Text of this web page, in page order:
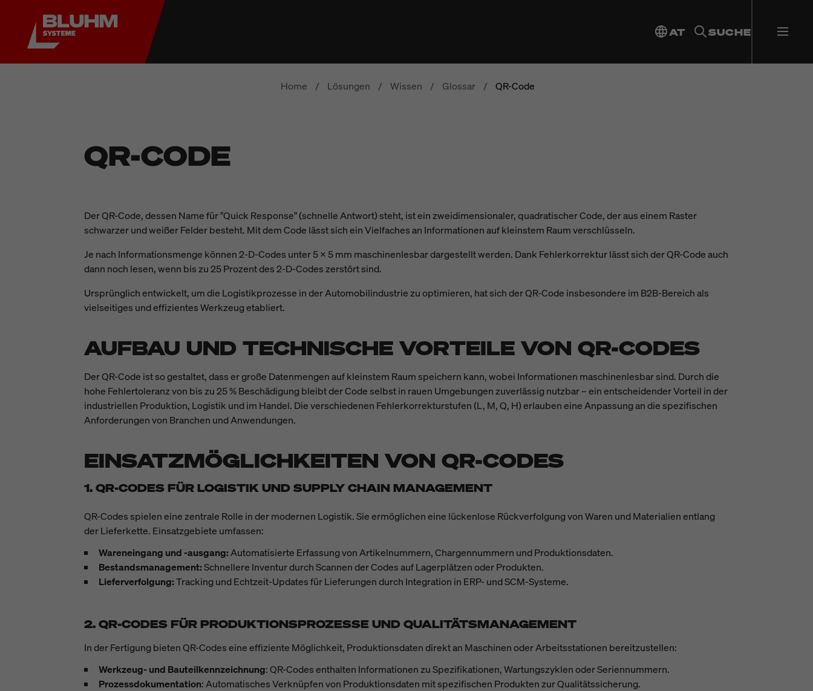
AT SUCHE
Home / Lösungen / Wissen / Glossar / QR-Code
QR-CODE
Der QR-Code, dessen Name für "Quick Response" (schnelle Antwort) steht, ist ein zweidimensionaler, quadratischer Code, der aus einem Raster
schwarzer und weißer Felder besteht. Mit dem Code lässt sich ein Vielfaches an Informationen auf kleinstem Raum verschlüsseln.
Je nach Informationsmenge können 2-D-Codes unter 5 x 5 mm maschinenlesbar dargestellt werden. Dank Fehlerkorrektur lässt sich der QR-Code auch
dann noch lesen, wenn bis zu 25 Prozent des 2-D-Codes zerstört sind.
Ursprünglich entwickelt, um die Logistikprozesse in der Automobilindustrie zu optimieren, hat sich der QR-Code insbesondere im B2B-Bereich als
vielseitiges und effizientes Werkzeug etabliert.
AUFBAU UND TECHNISCHE VORTEILE VON QR-CODES
Der QR-Code ist so gestaltet, dass er große Datenmengen auf kleinstem Raum speichern kann, wobei Informationen maschinenlesbar sind. Durch die
hohe Fehlertoleranz von bis zu 25 % Beschädigung bleibt der Code selbst in rauen Umgebungen zuverlässig nutzbar – ein entscheidender Vorteil in der
industriellen Produktion, Logistik und im Handel. Die verschiedenen Fehlerkorrekturstufen (L, M, Q, H) erlauben eine Anpassung an die spezifischen
Anforderungen von Branchen und Anwendungen.
EINSATZMÖGLICHKEITEN VON QR-CODES
1. QR-CODES FÜR LOGISTIK UND SUPPLY CHAIN MANAGEMENT
QR-Codes spielen eine zentrale Rolle in der modernen Logistik. Sie ermöglichen eine lückenlose Rückverfolgung von Waren und Materialien entlang
der Lieferkette. Einsatzgebiete umfassen:
Wareneingang und -ausgang:Automatisierte Erfassung von Artikelnummern, Chargennummern und Produktionsdaten.
Bestandsmanagement:Schnellere Inventur durch Scannen der Codes auf Lagerplätzen oder Produkten.
Lieferverfolgung:Tracking und Echtzeit-Updates für Lieferungen durch Integration in ERP- und SCM-Systeme.
2. QR-CODES FÜR PRODUKTIONSPROZESSE UND QUALITÄTSMANAGEMENT
In der Fertigung bieten QR-Codes eine effiziente Möglichkeit, Produktionsdaten direkt an Maschinen oder Arbeitsstationen bereitzustellen:
Werkzeug- und Bauteilkennzeichnung: QR-Codes enthalten Informationen zu Spezifikationen, Wartungszyklen oder Seriennummern.
Prozessdokumentation: Automatisches Verknüpfen von Produktionsdaten mit spezifischen Produkten zur Qualitätssicherung.